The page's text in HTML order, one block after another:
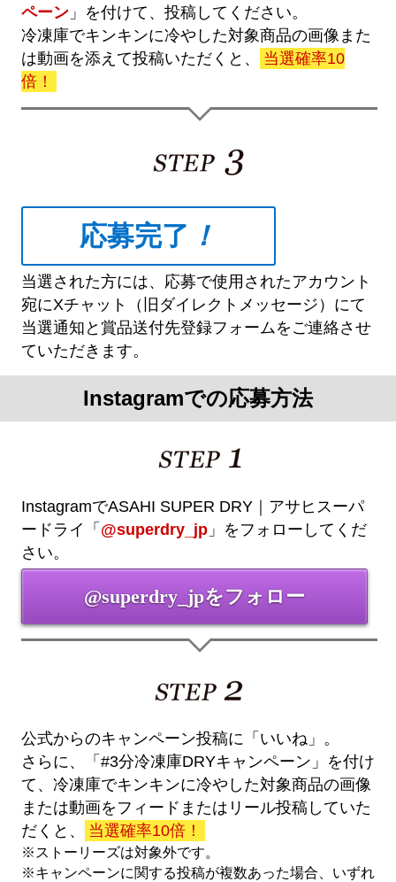
ペーン」を付けて、投稿してください。
冷凍庫でキンキンに冷やした対象商品の画像また
は動画を添えて投稿いただくと、
当選確率10
倍！
応募完了 ！
当選された方には、応募で使用されたアカウント
宛にXチャット（旧ダイレクトメッセージ）にて
当選通知と賞品送付先登録フォームをご連絡させ
ていただきます。
Instagramでの応募方法
InstagramでASAHI SUPER DRY｜アサヒスーパ
ードライ「 @superdry_jp」をフォローしてくだ
さい。
@superdry_jpをフォロー
公式からのキャンペーン投稿に「いいね」。
さらに、「#3分冷凍庫DRYキャンペーン」を付け
て、冷凍庫でキンキンに冷やした対象商品の画像
または動画をフィードまたはリール投稿していた
だくと、
当選確率10倍！
※ストーリーズは対象外です。
※キャンペーンに関する投稿が複数あった場合、いずれ